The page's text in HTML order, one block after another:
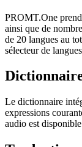
PROMT.One
ainsi que de
de 20 langues au
sélecteur de
Le dictionnaire
expressions
audio est